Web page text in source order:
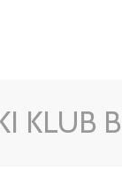
KLUB